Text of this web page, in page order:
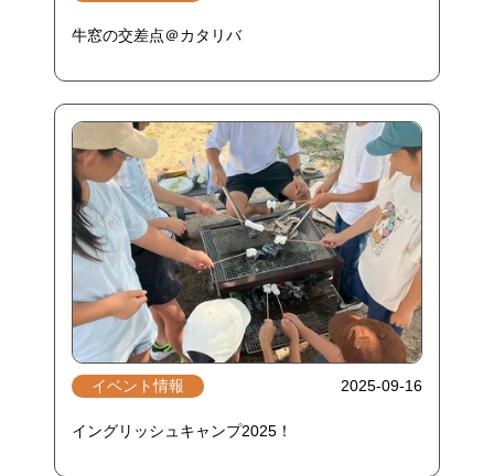
牛窓の交差点＠カタリバ
イベント情報 2025-09-16
イングリッシュキャンプ2025！